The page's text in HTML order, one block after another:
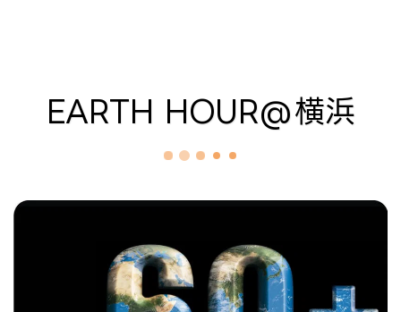
EARTH HOUR@横浜